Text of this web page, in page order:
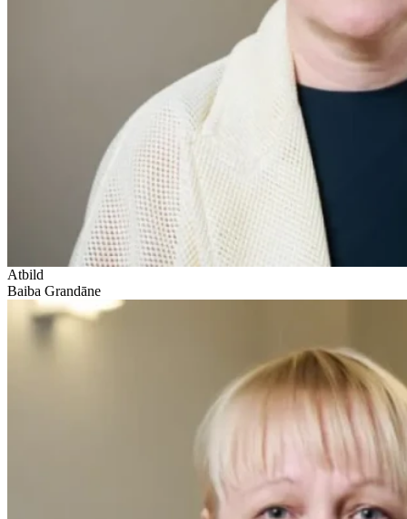
Atbild
Baiba Grandāne